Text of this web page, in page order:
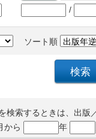
/
ソート順
検索するときは、出版
から 年